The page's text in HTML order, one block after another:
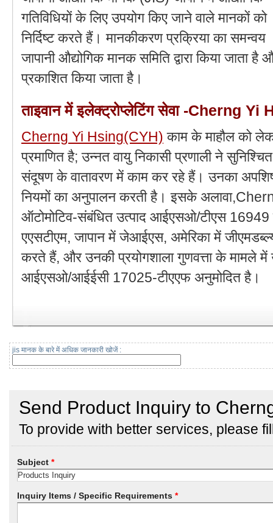
गतिविधियों के लिए उपयोग किए जाने वाले मानकों को
निर्दिष्ट करते हैं। मानकीकरण प्रक्रिया का समन्वय
जापानी औद्योगिक मानक समिति द्वारा किया जाता
प्रकाशित किया जाता है।
ताइवान में इलेक्ट्रोप्लेटिंग सेवा -Cherng
Cherng Yi Hsing(CYH) काम के माहौल को
प्रमाणित है; उन्नत वायु निकासी प्रणाली ने सुनिश्चित
संदूषण के वातावरण में काम कर रहे हैं। उनका
नियमों का अनुपालन करती है। इसके
ऑटोमोटिव-संबंधित उत्पाद आईएसओ/टीएस 16949
एएसटीएम, जापान में जेआईएस, अमेरिका में
करते हैं, और उनकी प्रयोगशाला गुणवत्ता के मामले
आईएसओ/आईईसी 17025-टीएएफ अनुमोदित है।
jis मानक के बारे में अधिक जानकारी खोजें :